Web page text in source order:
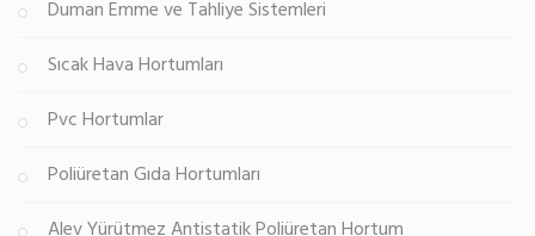
Duman Emme ve Tahliye Sistemleri
Sıcak Hava Hortumları
Pvc Hortumlar
Poliüretan Gıda Hortumları